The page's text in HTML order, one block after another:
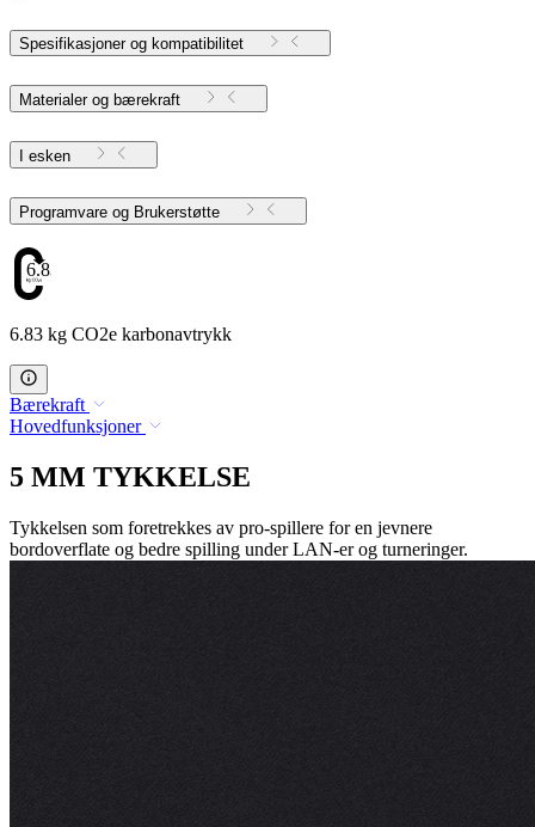
Spesifikasjoner og kompatibilitet
Materialer og bærekraft
I esken
Programvare og Brukerstøtte
6.83
6.83 kg CO2e karbonavtrykk
Bærekraft
Hovedfunksjoner
5 MM TYKKELSE
Tykkelsen som foretrekkes av pro-spillere for en jevnere
bordoverflate og bedre spilling under LAN-er og turneringer.